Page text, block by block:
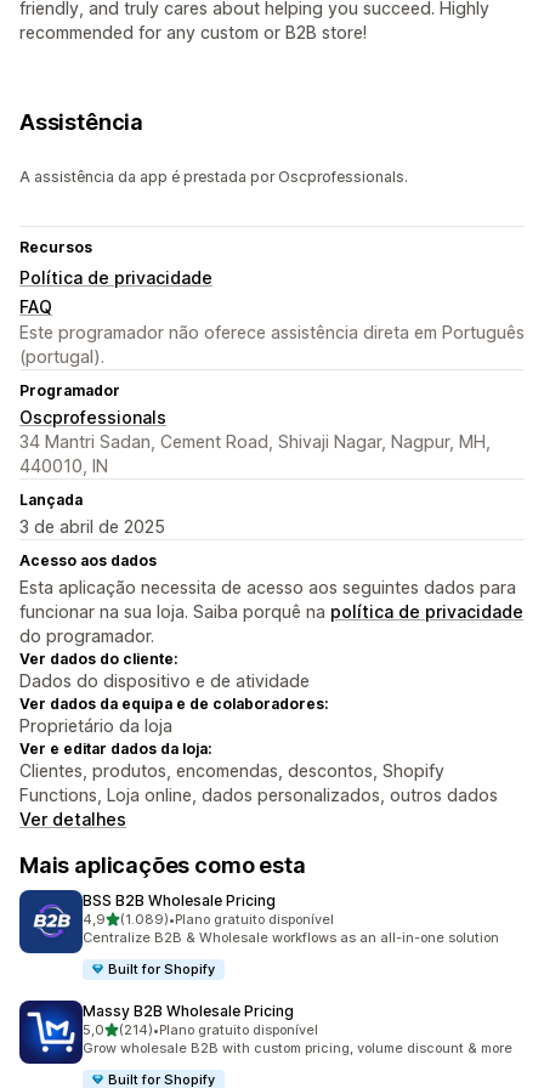
friendly, and truly cares about helping you succeed. Highly
recommended for any custom or B2B store!
Assistência
A assistência da app é prestada por Oscprofessionals.
Recursos
Política de privacidade
FAQ
Este programador não oferece assistência direta em Português
(portugal).
Programador
Oscprofessionals
34 Mantri Sadan, Cement Road, Shivaji Nagar, Nagpur, MH,
440010, IN
Lançada
3 de abril de 2025
Acesso aos dados
Esta aplicação necessita de acesso aos seguintes dados para
funcionar na sua loja. Saiba porquê na política de privacidade
do programador.
Ver dados do cliente:
Dados do dispositivo e de atividade
Ver dados da equipa e de colaboradores:
Proprietário da loja
Ver e editar dados da loja:
Clientes, produtos, encomendas, descontos, Shopify
Functions, Loja online, dados personalizados, outros dados
Ver detalhes
Mais aplicações como esta
BSS B2B Wholesale Pricing
4,9de 5 estrelas
(1.089)
1089 total de avaliações
•Plano gratuito disponível
Centralize B2B & Wholesale workflows as an all-in-one solution
Built for Shopify
Massy B2B Wholesale Pricing
5,0de 5 estrelas
(214)
214 total de avaliações
•Plano gratuito disponível
Grow wholesale B2B with custom pricing, volume discount & more
Built for Shopify